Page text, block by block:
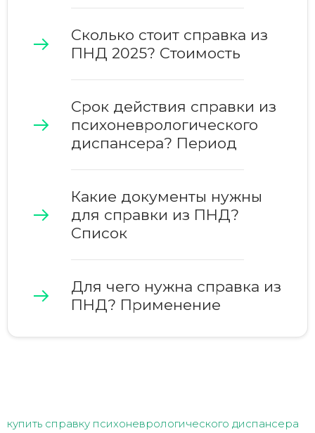
Сколько стоит справка из
ПНД 2025? Стоимость
Срок действия справки из
психоневрологического
диспансера? Период
Какие документы нужны
для справки из ПНД?
Список
Для чего нужна справка из
ПНД? Применение
купить справку психоневрологического диспансера